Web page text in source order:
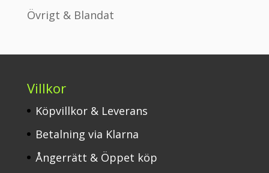
Övrigt & Blandat
Villkor
Köpvillkor & Leverans
Betalning via Klarna
Ångerrätt & Öppet köp